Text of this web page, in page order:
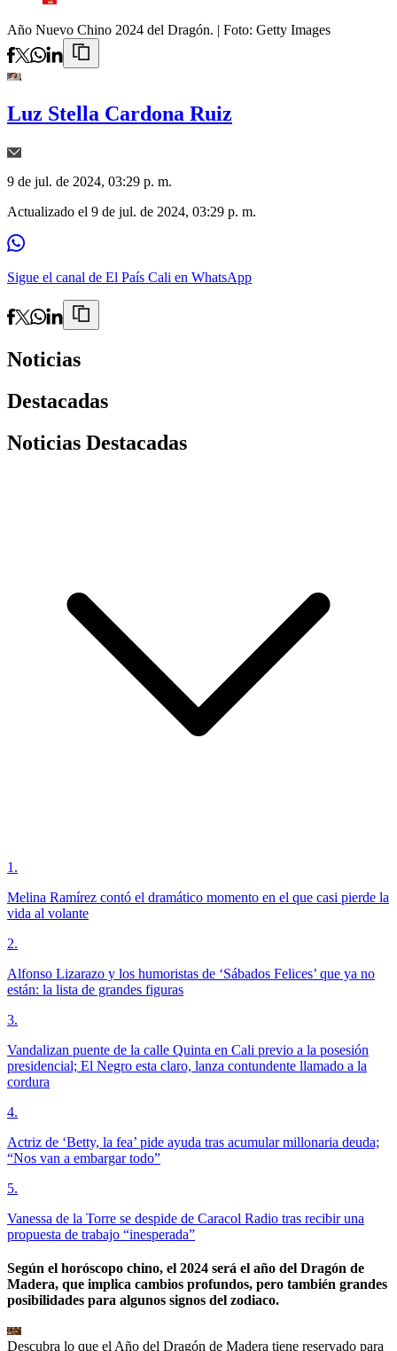
Año Nuevo Chino 2024 del Dragón. | Foto: Getty Images
Luz Stella Cardona Ruiz
9 de jul. de 2024, 03:29 p. m.
Actualizado el 9 de jul. de 2024, 03:29 p. m.
Sigue el canal de El País Cali en WhatsApp
Noticias
Destacadas
Noticias Destacadas
1 .
Melina Ramírez contó el dramático momento en el que casi pierde la
vida al volante
2.
Alfonso Lizarazo y los humoristas de ‘Sábados Felices’ que ya no
están: la lista de grandes figuras
3.
Vandalizan puente de la calle Quinta en Cali previo a la posesión
presidencial; El Negro esta claro, lanza contundente llamado a la
cordura
4.
Actriz de ‘Betty, la fea’ pide ayuda tras acumular millonaria deuda;
“Nos van a embargar todo”
5.
Vanessa de la Torre se despide de Caracol Radio tras recibir una
propuesta de trabajo “inesperada”
Según el horóscopo chino, el 2024 será el año del Dragón de
Madera, que implica cambios profundos, pero también grandes
posibilidades para algunos signos del zodiaco.
Descubra lo que el Año del Dragón de Madera tiene reservado para